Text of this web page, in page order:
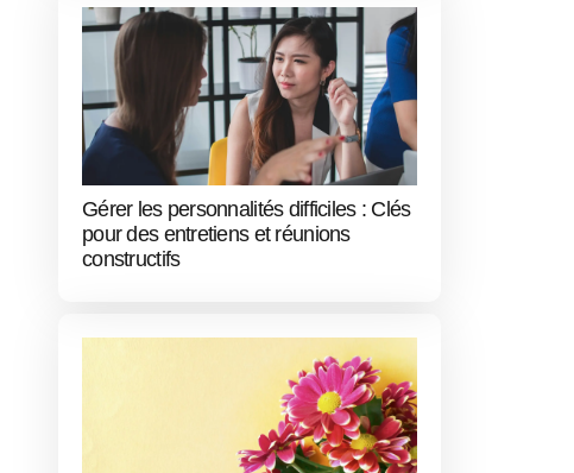
Gérer les personnalités difficiles : Clés
pour des entretiens et réunions
constructifs